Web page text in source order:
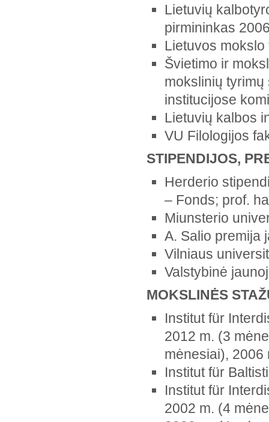
Lietuvių
pirmininkas
Lietuvos
Švietimo ir
mokslinių
institucijose
Lietuvių kalbos
VU Filologijos
STIPENDIJOS,
Herderio
– Fonds; prof.
Miunsterio
A. Salio premija
Vilniaus
Valstybinė
MOKSLINĖS
Institut für
2012 m. (3
mėnesiai), 2006
Institut für
Institut für
2002 m. (4